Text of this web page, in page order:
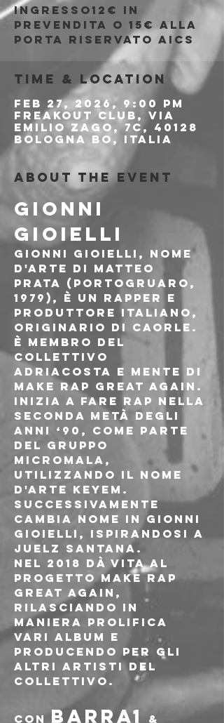
Ingresso12€ in
prevendita o 15€ alla
porta riservato AICS
Time & Location
Feb 27, 2026, 9:00 PM
Freakout Club, Via
Emilio Zago, 7c, 40128
Bologna BO, Italia
About the event
GIONNI
GIOIELLI
Gionni Gioielli, nome
d'arte di Matteo
Prata (Portogruaro,
1979), è un rapper e
produttore italiano,
originario di Caorle.
È membro del
collettivo
Adriacosta e mente di
Make Rap Great Again.
Inizia a fare rap nella
seconda metà degli
anni ‘90, come parte
del gruppo
Micromala,
utilizzando il nome
d'arte Keyem.
Successivamente
cambia nome in Gionni
Gioielli, ispirandosi a
Juelz Santana.
Nel 2018 dà vita al
progetto Make Rap
Great Again,
rilasciando in
maniera prolifica
vari album e
producendo per gli
altri artisti del
collettivo.
CON BARRA1 &